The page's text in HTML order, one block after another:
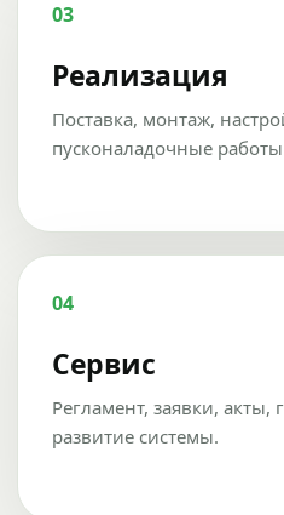
03
Реализация
Поставка, монтаж,
пусконаладочные
04
Сервис
Регламент, заявки, акты,
развитие системы.